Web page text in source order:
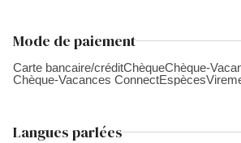
Mode de paiement
Carte bancaire/créditChèqueChèque-
Chèque-Vacances ConnectEspèces
Langues parlées